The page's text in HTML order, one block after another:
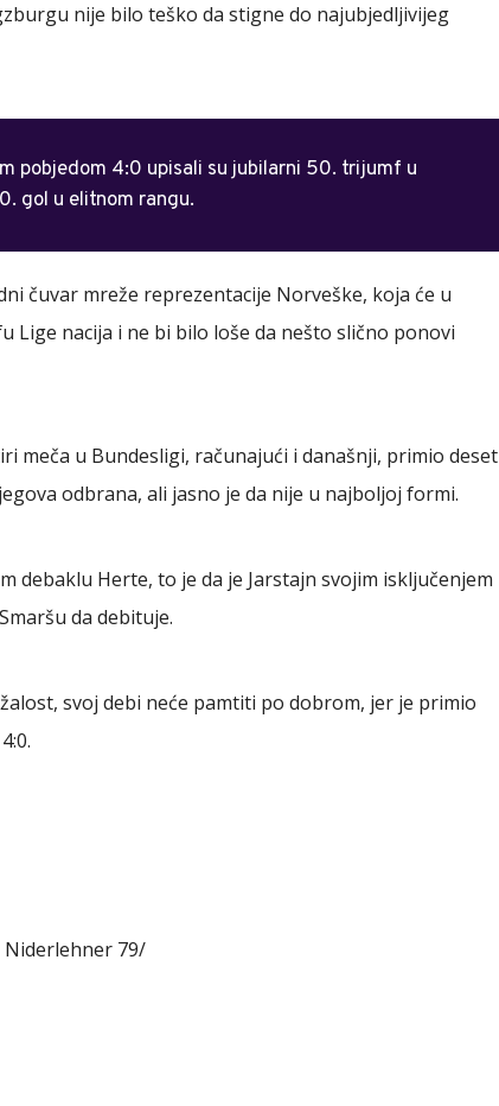
nije bilo teško da stigne do najubjedljivijeg
pobjedom 4:0 upisali su jubilarni 50. trijumf u
gol u elitnom rangu.
čuvar mreže reprezentacije Norveške, koja će u
Lige nacija i ne bi bilo loše da nešto slično ponovi
meča u Bundesligi, računajući i današnji, primio deset
odbrana, ali jasno je da nije u najboljoj formi.
debaklu Herte, to je da je Jarstajn svojim isključenjem
da debituje.
svoj debi neće pamtiti po dobrom, jer je primio
Niderlehner 79/